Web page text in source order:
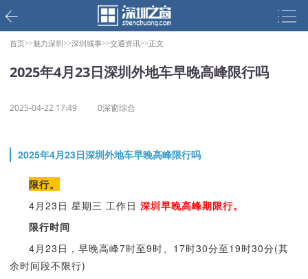
首页>>魅力深圳>>深圳城事>>交通资讯>>正文
2025年4月23日深圳外地车早晚高峰限行吗
2025-04-22 17:49 0深窗综合
2025年4月23日深圳外地车早晚高峰限行吗
限行。
4月23日 星期三 工作日 深圳早晚高峰期限行。
限行时间
4月23日，早晚高峰7时至9时、17时30分至19时30分(其
余时间段不限行)